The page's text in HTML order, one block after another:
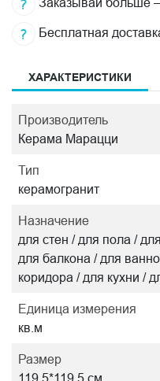
Бесплатная
ХАРАКТЕРИСТИКИ
Производитель
Керама Марацци
Тип
керамогранит
Назначение
для стен / для пола /
для балкона / для
коридора / для кухни /
Единица измерения
кв.м
Размер
119,5*119,5 см